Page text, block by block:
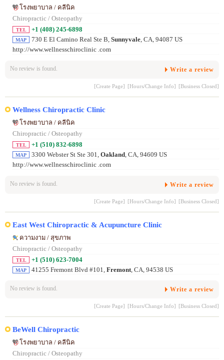
โรงพยาบาล / คลีนิค
Chiropractic / Osteopathy
TEL +1 (408) 245-6898
MAP 730 E El Camino Real Ste B, Sunnyvale, CA, 94087 US
http://www.wellnesschiroclinic .com
No review is found. Write a review
[Create Page] [Hours/Change Info] [Business Closed]
Wellness Chiropractic Clinic
โรงพยาบาล / คลีนิค
Chiropractic / Osteopathy
TEL +1 (510) 832-6898
MAP 3300 Webster St Ste 301, Oakland, CA, 94609 US
http://www.wellnesschiroclinic .com
No review is found. Write a review
[Create Page] [Hours/Change Info] [Business Closed]
East West Chiropractic & Acupuncture Clinic
ความงาม / สุขภาพ
Chiropractic / Osteopathy
TEL +1 (510) 623-7004
MAP 41255 Fremont Blvd #101, Fremont , CA, 94538 US
No review is found. Write a review
[Create Page] [Hours/Change Info] [Business Closed]
BeWell Chiropractic
โรงพยาบาล / คลีนิค
Chiropractic / Osteopathy